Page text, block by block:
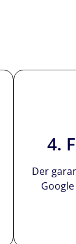
4.
Der